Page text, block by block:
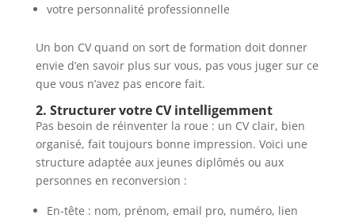
votre personnalité professionnelle
Un bon CV quand on sort de formation doit donner
envie d’en savoir plus sur vous, pas vous juger sur ce
que vous n’avez pas encore fait.
2. Structurer votre CV intelligemment
Pas besoin de réinventer la roue : un CV clair, bien
organisé, fait toujours bonne impression. Voici une
structure adaptée aux jeunes diplômés ou aux
personnes en reconversion :
En-tête : nom, prénom, email pro, numéro, lien